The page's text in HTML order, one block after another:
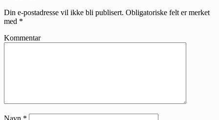
Din e-postadresse vil ikke bli publisert. Obligatoriske felt er merket
med *
Kommentar